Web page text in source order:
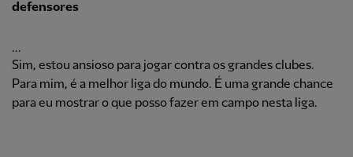
defensores
...
Sim, estou ansioso para jogar contra os grandes clubes.
Para mim, é a melhor liga do mundo. É uma grande chance
para eu mostrar o que posso fazer em campo nesta liga.